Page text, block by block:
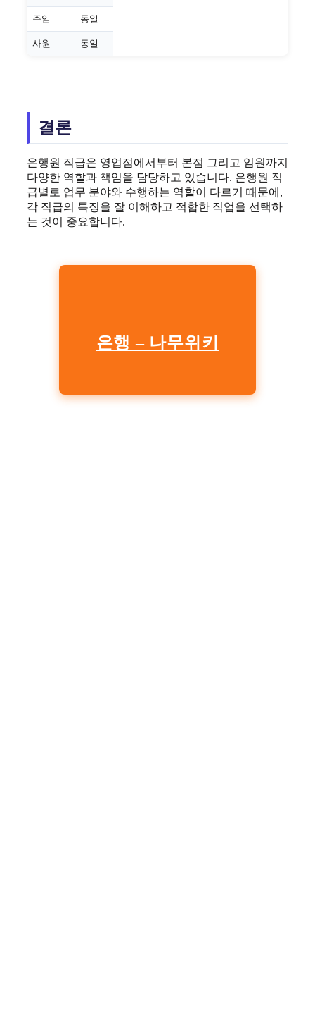
주임 동일
사원 동일
결론
은행원 직급은 영업점에서부터 본점 그리고 임원까지
다양한 역할과 책임을 담당하고 있습니다. 은행원 직
급별로 업무 분야와 수행하는 역할이 다르기 때문에,
각 직급의 특징을 잘 이해하고 적합한 직업을 선택하
는 것이 중요합니다.
은행 – 나무위키